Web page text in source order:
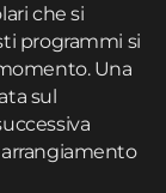
che si
programmi si
Una
sul